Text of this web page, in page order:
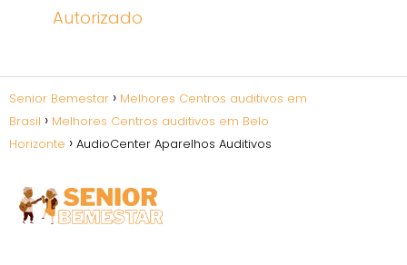
Autorizado
Senior Bemestar
Melhores Centros auditivos em
Brasil
Melhores Centros auditivos em Belo
Horizonte
AudioCenter Aparelhos Auditivos